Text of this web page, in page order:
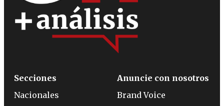
Secciones
Nacionales
Anuncie con nosotros
Brand Voice